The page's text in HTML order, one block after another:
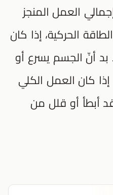
العمل المنجز
الحركية، إذا كان
بد أنّ الجسم يسرع أو
إذا كان العمل الكلي
أبطأ أو قلل من